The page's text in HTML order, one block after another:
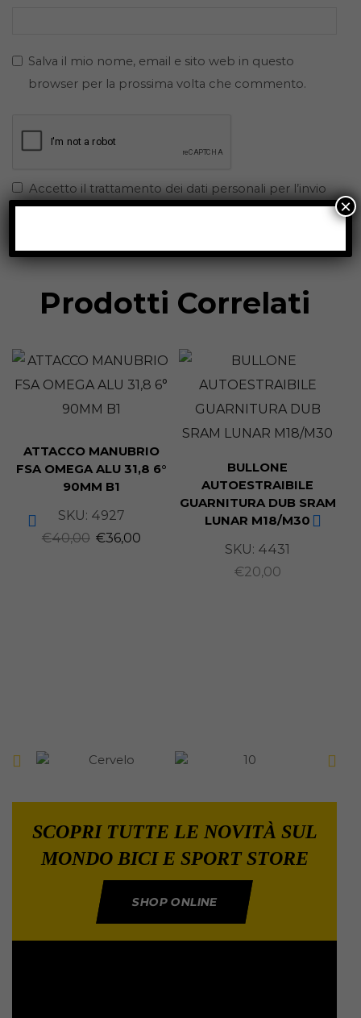
Salva il mio nome, email e sito web in questo
browser per la prossima volta che commento.
Accetto il trattamento dei dati personali per l’invio
della recensione.
Prodotti Correlati
ATTACCO MANUBRIO
FSA OMEGA ALU 31,8 6°
90MM B1
SKU: 4927
€40,00 €36,00
BULLONE
AUTOESTRAIBILE
GUARNITURA DUB SRAM
LUNAR M18/M30
SKU: 4431
€20,00
SCOPRI TUTTE LE NOVITÀ SUL
MONDO BICI E SPORT STORE
SHOP ONLINE
×